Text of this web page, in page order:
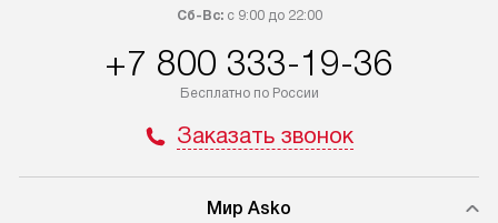
Сб-Вс:с 9:00 до 22:00
+7 800 333-19-36
Бесплатно по России
Заказать звонок
Мир Asko